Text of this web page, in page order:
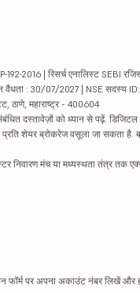
2016 | रिसर्च एनालिस्ट SEBI
वैधता : 30/07/2027 | NSE सदस्य
ठाणे, महाराष्ट्र - 400604
दस्तावेज़ों को ध्यान से पढ़ें.
शेयर ब्रोकरेज वसूला जा सकता है.
निवारण मंच या मध्यस्थता तंत्र तक
पर अपना अकाउंट नंबर लिखें और